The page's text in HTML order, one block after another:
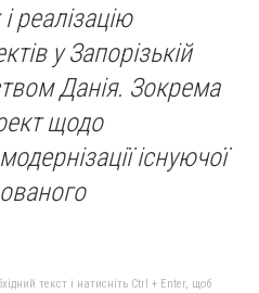
реалізацію
у Запорізькій
Данія. Зокрема
щодо
існуючої
текст і натисніть Ctrl + Enter, щоб